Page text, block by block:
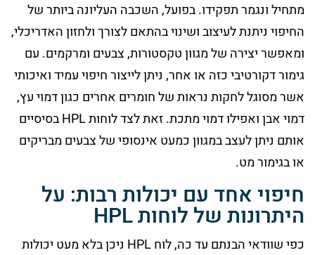
מתחיל ונגמר תפקידו. בפועל, השכבה העליונה ביותר של
החיפוי ניתנת לעיצוב ושינוי בהתאם לצורך ולחזון האדריכלי,
ומאפשר יצירה של מגוון טקסטורות, צבעים ומרקמים. עם
גימור דקורטיבי כזה או אחר, ניתן לייצור חיפוי עמיד ואיכותי
אשר מסוגל לחקות נראות של חומרים אחרים כגון דמוי עץ,
דמוי אבן ואפילו דמוי מתכת. זאת לצד לוחות HPL בסיסיים
אותם ניתן לעצב במגוון כמעט אינסופי של צבעים מבריקים
או בגימור מט.
חיפוי אחד עם יכולות רבות: על
היתרונות של לוחות HPL
כפי שוודאי הבנתם עד כה, לוח HPL ניכן בלא מעט יכולות